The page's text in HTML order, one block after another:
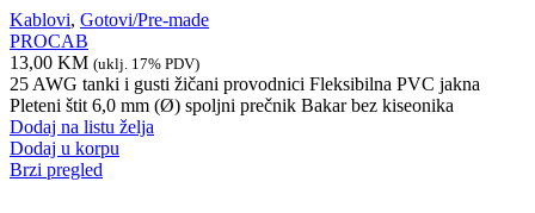
Kablovi, Gotovi/Pre-made
PROCAB
13,00 KM (uklj. 17% PDV)
25 AWG tanki i gusti žičani provodnici Fleksibilna PVC jakna
Pleteni štit 6,0 mm (Ø) spoljni prečnik Bakar bez kiseonika
Dodaj na listu želja
Dodaj u korpu
Brzi pregled